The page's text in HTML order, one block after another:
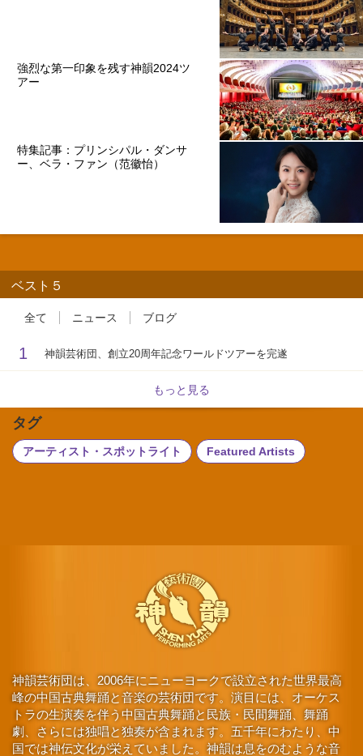
強烈な第一印象を残す神韻2024ツ
アー
特集記事：プリンシパル・ダンサ
ー、ベラ・ファン（范徽怡）
ベスト５
全て ニュース ブログ
1 神韻芸術団、創立20周年記念ワールドツアーを完遂
もっと見る
タグ
アーティスト・スポットライト Featured Artists
神韻芸術団は、2006年にニューヨークで設立された世界最高
峰の中国古典舞踊と音楽の芸術団です。演目には、オーケス
トラの生演奏を伴う中国古典舞踊と民族・民間舞踊、舞踊
劇、さらには独唱と独奏が含まれます。五千年にわたり、中
国では神伝文化が栄えていました。神韻は息をのむような音